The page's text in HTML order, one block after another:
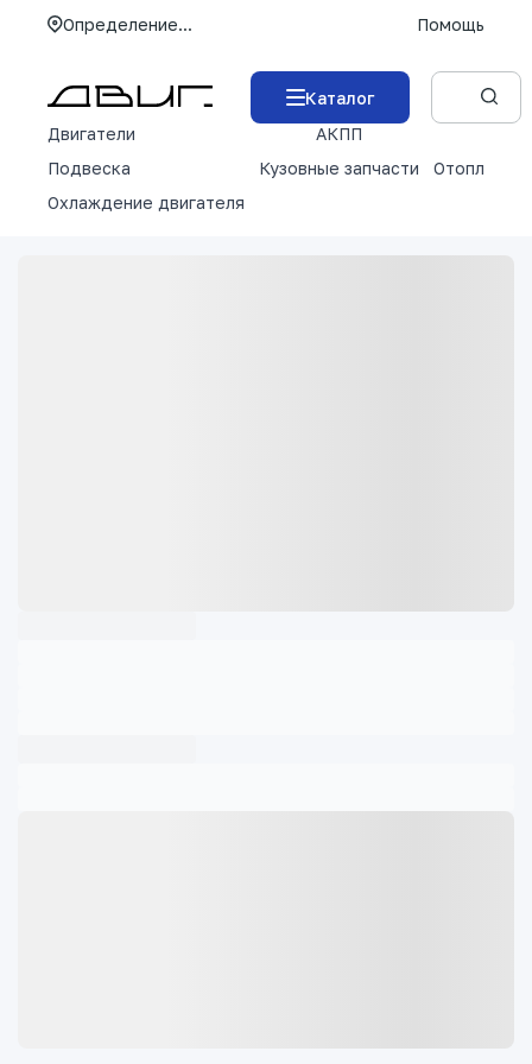
Определение... Помощь
Каталог
Двигатели
АКПП
Подвеска
Кузовные запчасти
Отопление
Охлаждение двигателя